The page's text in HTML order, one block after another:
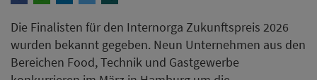
Die Finalisten für den Internorga Zukunftspreis 2026
wurden bekannt gegeben. Neun Unternehmen aus den
Bereichen Food, Technik und Gastgewerbe